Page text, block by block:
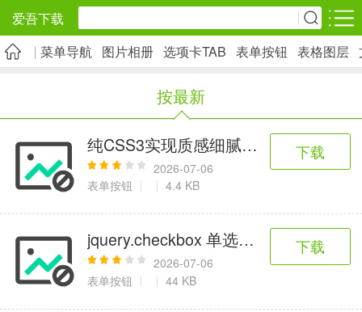
爱吾下载
安卓应用 安卓游戏
5千+款应用
社交通讯
2千+款应用
1万+款应用
实用工具
2万+款应用
金融理财
2百+款应用
6千+款应用
资讯阅读
1万+款应用
学习办公
3万+款应用
生活服务
菜单导航 图片相册 选项卡TAB 表单按钮 表格图层
按最新
纯CSS3实现质感细腻丝滑按钮
2026-07-06
表单按钮
4.4 KB
下载
jquery.checkbox 单选框多选框美化插
2026-07-06
表单按钮
44 KB
下载